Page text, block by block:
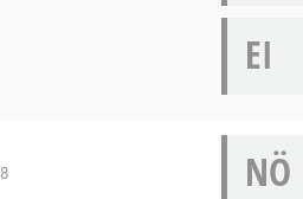
EI
NÖ